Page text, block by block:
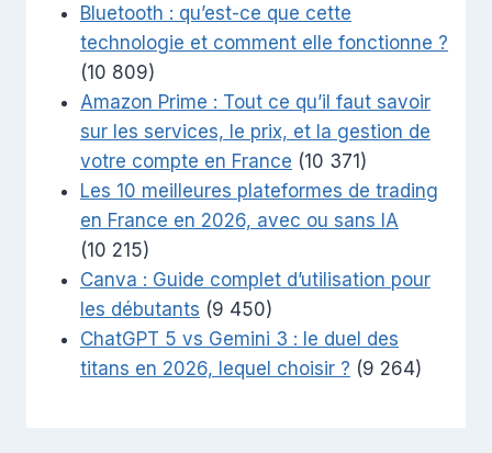
Bluetooth : qu’est-ce que cette
technologie et comment elle fonctionne ?
(10 809)
Amazon Prime : Tout ce qu’il faut savoir
sur les services, le prix, et la gestion de
votre compte en France (10 371)
Les 10 meilleures plateformes de trading
en France en 2026, avec ou sans IA
(10 215)
Canva : Guide complet d’utilisation pour
les débutants (9 450)
ChatGPT 5 vs Gemini 3 : le duel des
titans en 2026, lequel choisir ? (9 264)